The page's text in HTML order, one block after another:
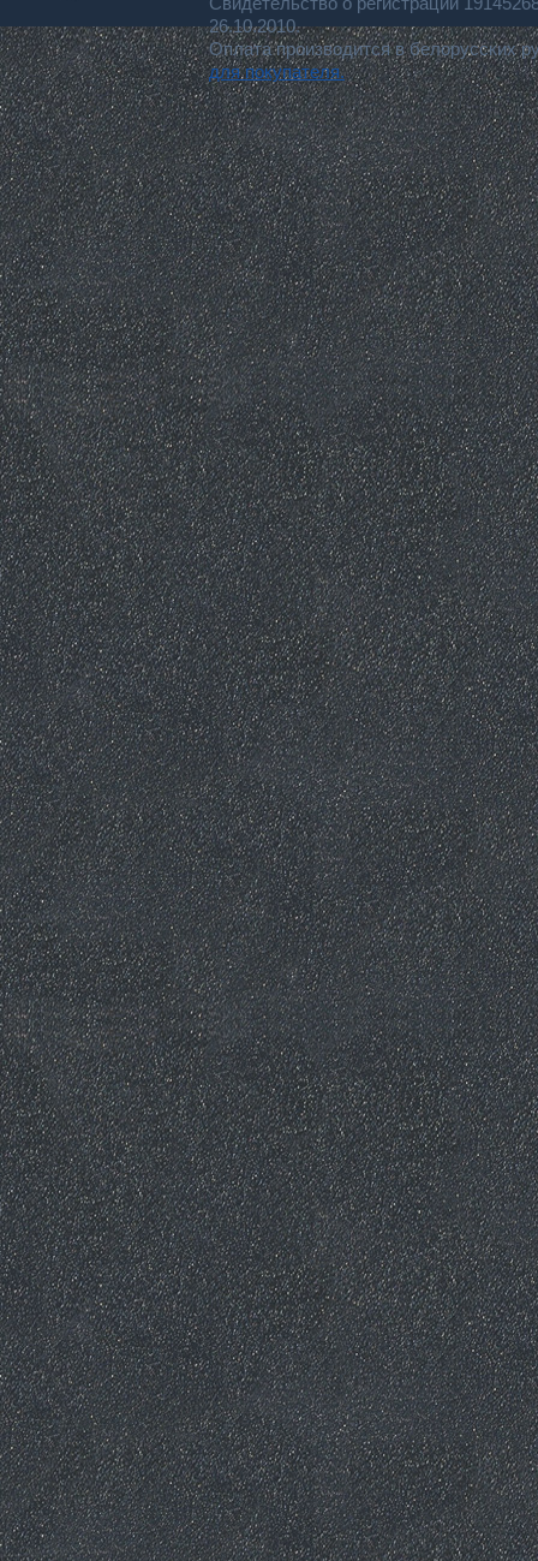
26.10.2010.
Оплата производится в белорусских
для покупателя.